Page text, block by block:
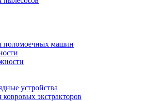
поломоечных машин
устройства
экстракторов